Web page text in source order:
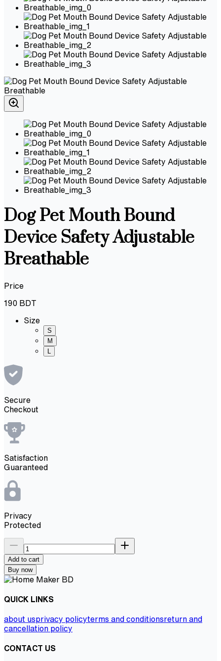
Dog Pet Mouth Bound
Device Safety Adjustable
Breathable
Price
190 BDT
Size
S
M
L
Secure
Checkout
Satisfaction
Guaranteed
Privacy
Protected
Add to cart
Buy now
QUICK LINKS
about usprivacy policyterms and conditionsreturn and
cancellation policy
CONTACT US